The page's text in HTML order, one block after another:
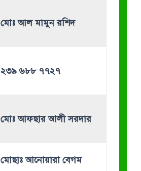
মোঃ আল মামুন রশিদ
২৩৯ ৬৮৮ ৭৭২৭
মোঃ আফছার আলী সরদার
মোছাঃ আনোয়ারা বেগম